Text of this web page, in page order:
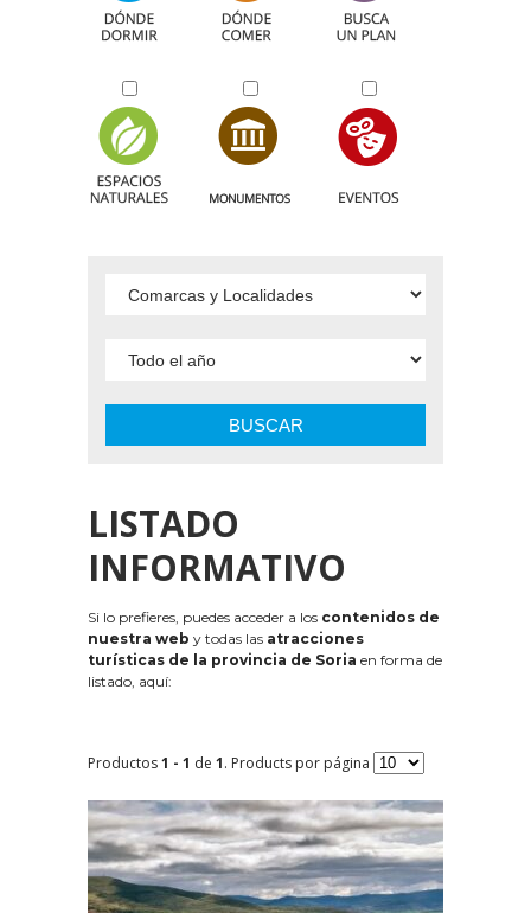
BUSCAR
LISTADO
INFORMATIVO
Si lo prefieres, puedes acceder a los contenidos de
nuestra web y todas las atracciones
turísticas de la provincia de Soria en forma de
listado, aquí:
Productos1 - 1 de 1. Products por página